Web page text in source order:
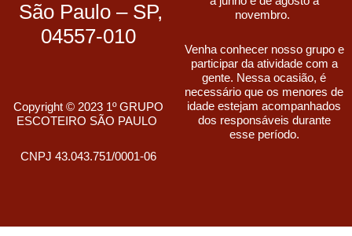
São Paulo – SP,
04557-010
Copyright © 2023 1º GRUPO
ESCOTEIRO SÃO PAULO
CNPJ 43.043.751/0001-06
novembro.
Venha conhecer nosso grupo e
participar da atividade com a
gente. Nessa ocasião, é
necessário que os menores de
idade estejam acompanhados
dos responsáveis durante
esse período.